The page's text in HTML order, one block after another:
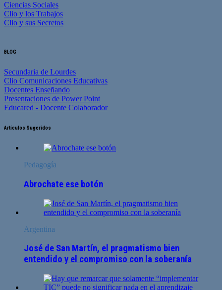
Ciencias Sociales
Clio y los Trabajos
Clio y sus Secretos
BLOG
Secundaria de Lourdes
Clio Comunicaciones Educativas
Docentes Enseñando
Presentaciones de Power Point
Educared - Docente Colaborador
Artículos Sugeridos
Pedagogía
Abrochate ese botón
Argentina
José de San Martín, el pragmatismo bien
entendido y el compromiso con la soberanía